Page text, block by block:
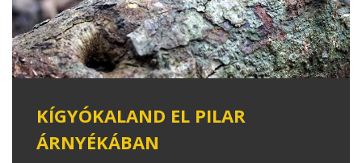
KÍGYÓKALAND EL PILAR
ÁRNYÉKÁBAN